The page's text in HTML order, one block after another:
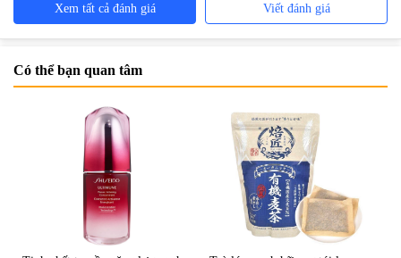
Xem tất cả đánh giá Viết đánh giá
Có thể bạn quan tâm